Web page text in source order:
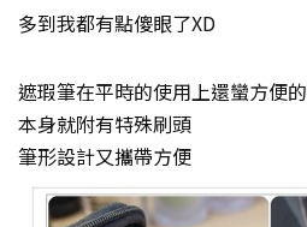
多到我都有點傻眼了XD
遮瑕筆在平時的使用上還蠻方便的
本身就附有特殊刷頭
筆形設計又攜帶方便